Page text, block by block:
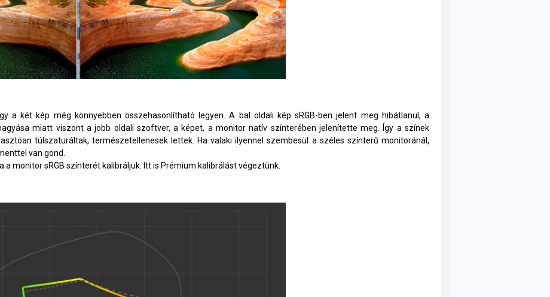
a két kép még könnyebben összehasonlítható legyen. A bal oldali kép sRGB-ben jelent meg hibátlanul, a
miatt viszont a jobb oldali szoftver, a képet, a monitor natív színterében jelenítette meg. Így a színek
túlszaturáltak, természetellenesek lettek. Ha valaki ilyennel szembesül a széles színterű monitoránál,
van gond.
a monitor sRGB színterét kalibráljuk. Itt is Prémium kalibrálást végeztünk.